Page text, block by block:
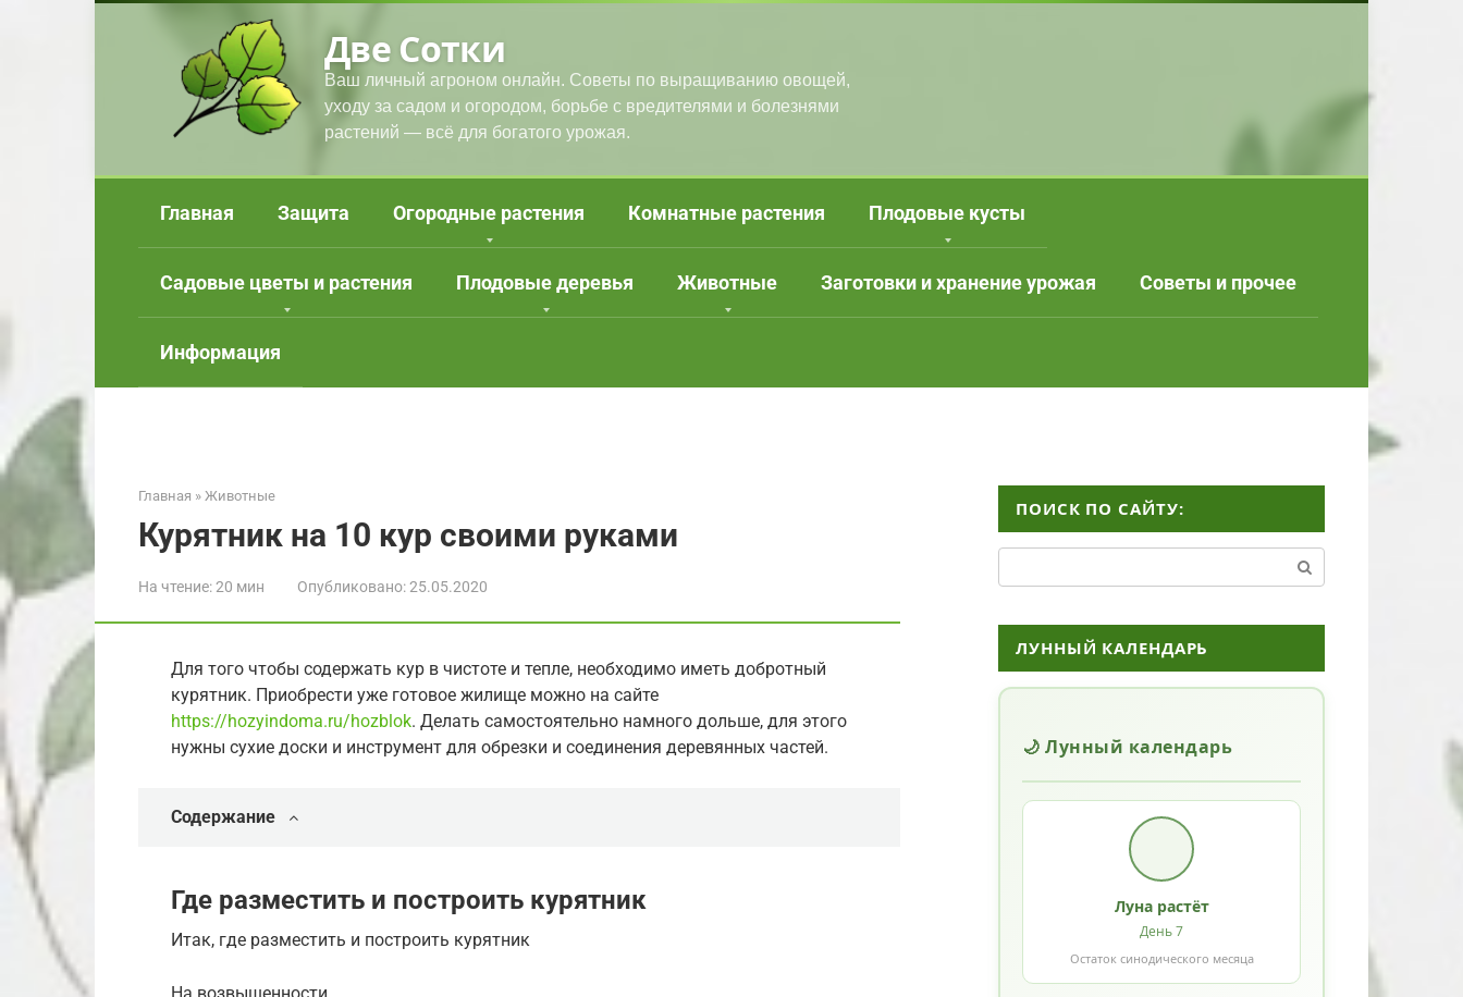
Две Сотки
Ваш личный агроном онлайн. Советы по выращиванию овощей,
уходу за садом и огородом, борьбе с вредителями и болезнями
растений — всё для богатого урожая.
Главная Защита Огородные растения Комнатные растения Плодовые кусты
Садовые цветы и растения Плодовые деревья Животные Заготовки и хранение урожая Советы и прочее
Информация
Главная » Животные
Курятник на 10 кур своими руками
На чтение:20 мин Опубликовано:25.05.2020
Для того чтобы содержать кур в чистоте и тепле, необходимо иметь добротный
курятник. Приобрести уже готовое жилище можно на сайте
https://hozyindoma.ru/hozblok. Делать самостоятельно намного дольше, для этого
нужны сухие доски и инструмент для обрезки и соединения деревянных частей.
Содержание
Где разместить и построить курятник
Итак, где разместить и построить курятник
ПОИСК ПО САЙТУ:
ЛУННЫЙ КАЛЕНДАРЬ
🌙 Лунный календарь
Луна растёт
День 7
Остаток синодического месяца